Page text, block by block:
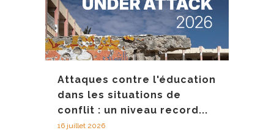
Attaques contre l'éducation
dans les situations de
conflit : un niveau record...
16 juillet 2026